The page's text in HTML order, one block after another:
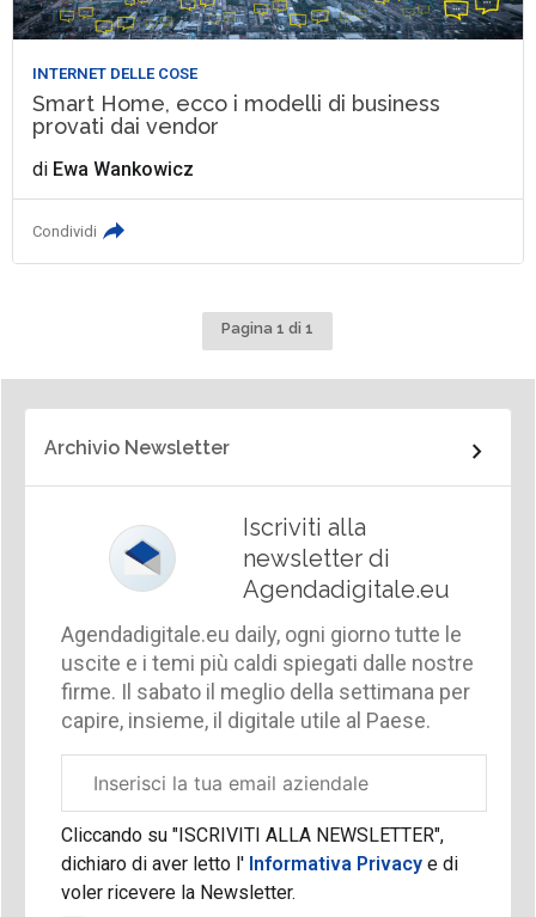
INTERNET DELLE COSE
Smart Home, ecco i modelli di business
provati dai vendor
di Ewa Wankowicz
Condividi
Pagina 1 di 1
Archivio Newsletter
Iscriviti alla
newsletter di
Agendadigitale.eu
Agendadigitale.eu daily, ogni giorno tutte le
uscite e i temi più caldi spiegati dalle nostre
firme. Il sabato il meglio della settimana per
capire, insieme, il digitale utile al Paese.
aziendale
Cliccando su "ISCRIVITI ALLA NEWSLETTER",
dichiaro di aver letto l'Informativa Privacy e di
voler ricevere la Newsletter.